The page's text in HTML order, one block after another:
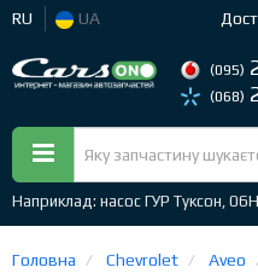
RU UA
(095)
(068)
Наприклад: насос ГУР Туксон,
Головна Chevrolet Aveo